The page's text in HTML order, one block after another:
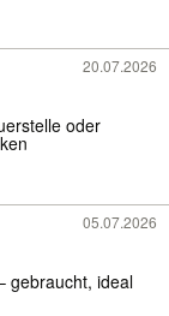
20.07.2026
oder
05.07.2026
gebraucht, ideal